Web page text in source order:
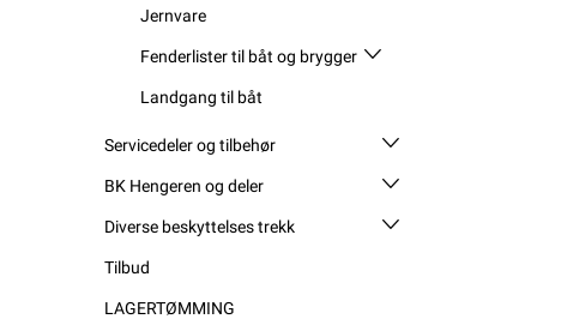
Jernvare
Fenderlister til båt og brygger
Landgang til båt
Servicedeler og tilbehør
BK Hengeren og deler
Diverse beskyttelses trekk
Tilbud
LAGERTØMMING